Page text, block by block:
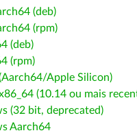
(deb)
(rpm)
(deb)
(rpm)
Apple Silicon)
(10.14 ou mais
(32 bit, deprecated)
Aarch64